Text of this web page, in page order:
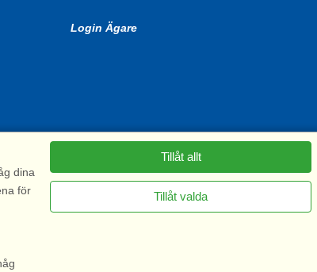
Login Ägare
dina
för
Tillåt allt
Tillåt valda